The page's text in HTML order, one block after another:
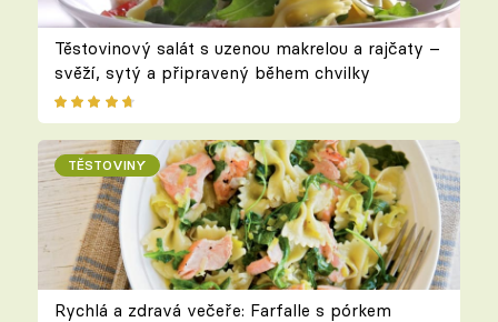
Těstovinový salát s uzenou makrelou a rajčaty –
svěží, sytý a připravený během chvilky
TĚSTOVINY
Rychlá a zdravá večeře: Farfalle s pórkem